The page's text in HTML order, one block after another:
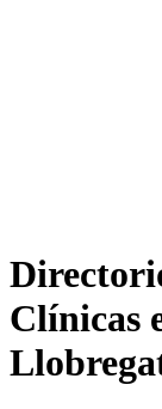
Clínicas